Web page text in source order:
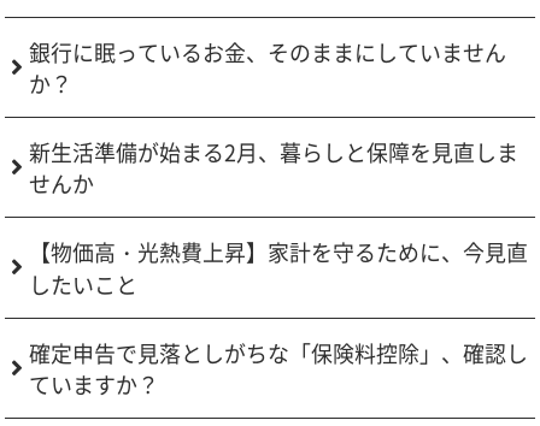
銀行に眠っているお金、そのままにしていません
か？
新生活準備が始まる2月、暮らしと保障を見直しま
せんか
【物価高・光熱費上昇】家計を守るために、今見直
したいこと
確定申告で見落としがちな「保険料控除」、確認し
ていますか？